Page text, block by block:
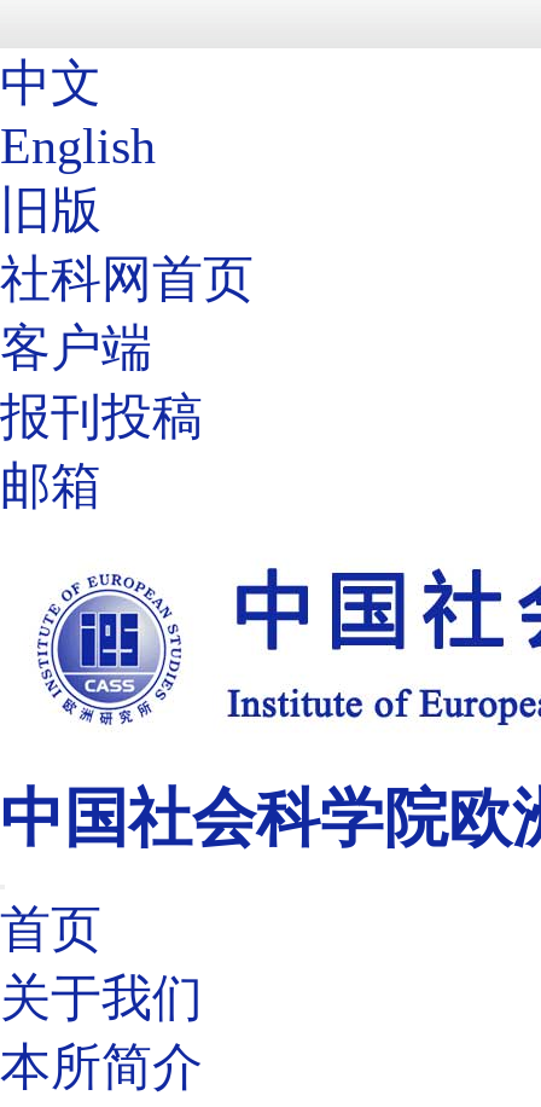
中文
English
旧版
社科网首页
客户端
报刊投稿
邮箱
中国社会科学院欧
首页
关于我们
本所简介